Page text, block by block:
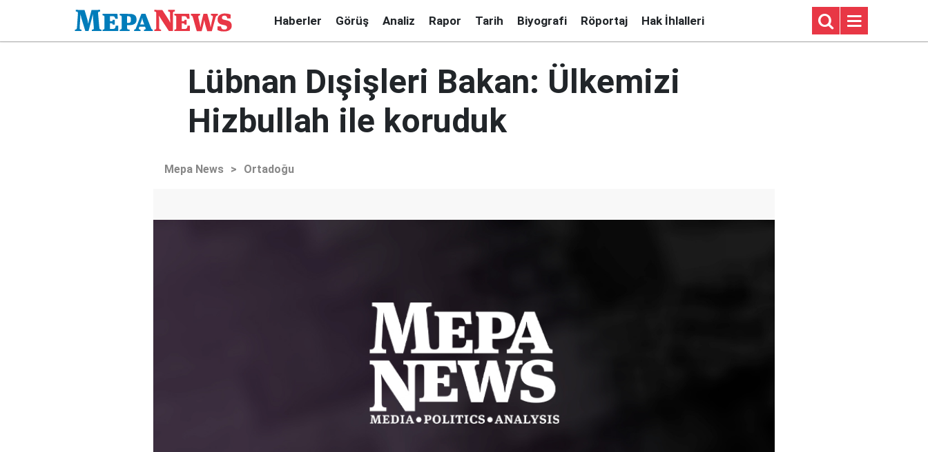
Haberler Görüş Analiz Rapor Tarih Biyografi Röportaj Hak İhlalleri
Lübnan Dışişleri Bakan: Ülkemizi
Hizbullah ile koruduk
Mepa News > Ortadoğu